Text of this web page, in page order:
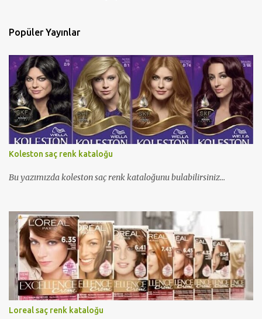
Popüler Yayınlar
Koleston saç renk kataloğu
Bu yazımızda koleston saç renk kataloğunu bulabilirsiniz...
Loreal saç renk kataloğu